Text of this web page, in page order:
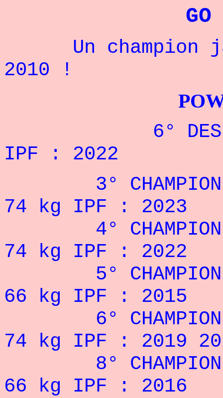
Un champion
2010 !
6° DES JEUX
IPF : 2022
3°
74 kg IPF : 2023
4°
74 kg IPF : 2022
5°
66 kg IPF : 2015
6°
74 kg IPF : 2019
8°
66 kg IPF : 2016